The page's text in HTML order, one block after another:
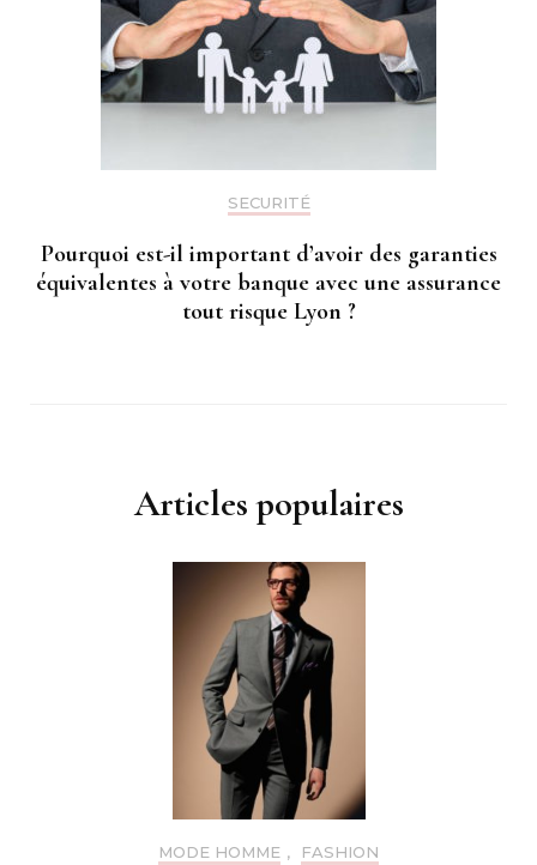
SECURITÉ
Pourquoi est-il important d’avoir des garanties
équivalentes à votre banque avec une assurance
tout risque Lyon ?
Articles populaires
MODE HOMME , FASHION